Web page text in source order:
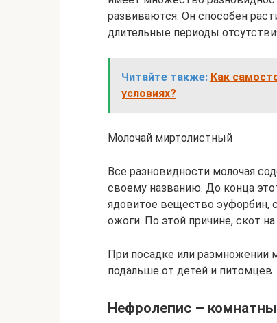
развиваются. Он способен
длительные периоды
Читайте также: Как
условиях?
Молочай миртолистный
Все разновидности молочая
своему названию. До конца
ядовитое вещество эуфорбин,
ожоги. По этой причине, скот
При посадке или размножении
подальше от детей и питомцев
Нефролепис –